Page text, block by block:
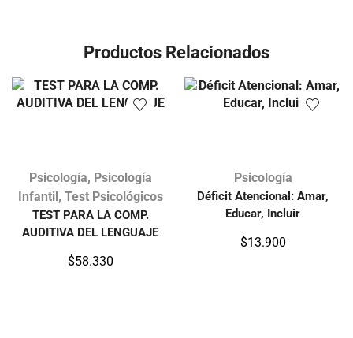
Productos Relacionados
Psicología, Psicología
Infantil , Test Psicológicos
TEST PARA LA COMP.
AUDITIVA DEL LENGUAJE
$58.330
Psicología
Déficit Atencional: Amar,
Educar, Incluir
$13.900